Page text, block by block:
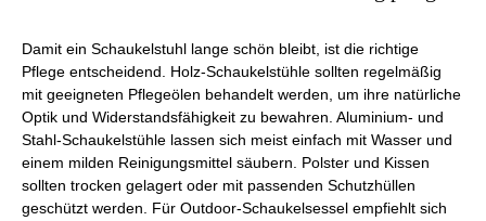
Damit ein Schaukelstuhl lange schön bleibt, ist die richtige
Pflege entscheidend. Holz-Schaukelstühle sollten regelmäßig
mit geeigneten Pflegeölen behandelt werden, um ihre natürliche
Optik und Widerstandsfähigkeit zu bewahren. Aluminium- und
Stahl-Schaukelstühle lassen sich meist einfach mit Wasser und
einem milden Reinigungsmittel säubern. Polster und Kissen
sollten trocken gelagert oder mit passenden Schutzhüllen
geschützt werden. Für Outdoor-Schaukelsessel empfiehlt sich